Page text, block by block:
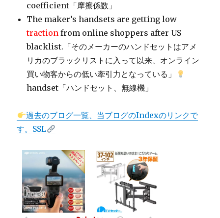
coefficient「摩擦係数」
The maker’s handsets are getting low
traction from online shoppers after US
blacklist.「そのメーカーのハンドセットはアメ
リカのブラックリストに入って以来、オンライン
買い物客からの低い牽引力となっている」
handset「ハンドセット、無線機」
過去のブログ一覧、当ブログのIndexのリンクで
す。SSL